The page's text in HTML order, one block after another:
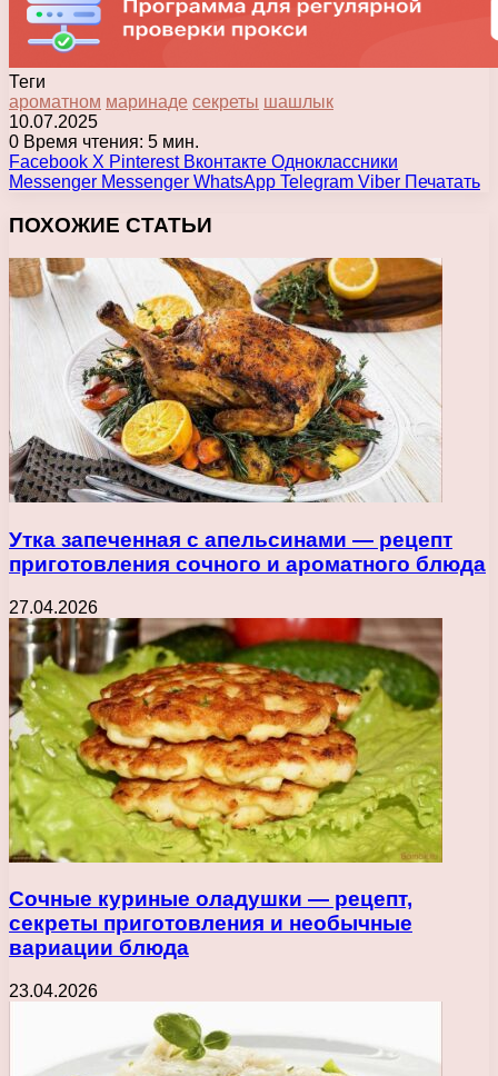
Теги
ароматном маринаде секреты шашлык
10.07.2025
0 Время чтения: 5 мин.
Facebook X Pinterest Вконтакте Одноклассники
Messenger Messenger WhatsApp Telegram Viber Печатать
ПОХОЖИЕ СТАТЬИ
Утка запеченная с апельсинами — рецепт
приготовления сочного и ароматного блюда
27.04.2026
Сочные куриные оладушки — рецепт,
секреты приготовления и необычные
вариации блюда
23.04.2026